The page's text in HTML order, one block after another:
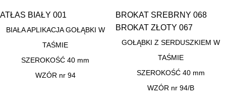
ATŁAS BIAŁY 001
BIAŁA APLIKACJA GOŁĄBKI W
TAŚMIE
SZEROKOŚĆ 40 mm
WZÓR nr 94
BROKAT SREBRNY 068
BROKAT ZŁOTY 067
GOŁĄBKI Z SERDUSZKIEM W
TAŚMIE
SZEROKOŚĆ 40 mm
WZÓR nr 94/B